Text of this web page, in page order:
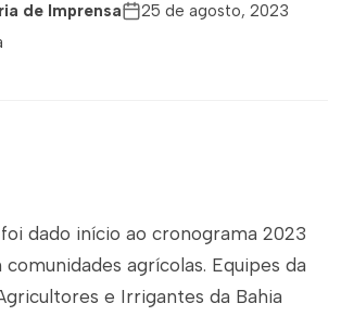
de Imprensa
25 de agosto, 2023
dado início ao cronograma 2023
agrícolas. Equipes da
e Irrigantes da Bahia